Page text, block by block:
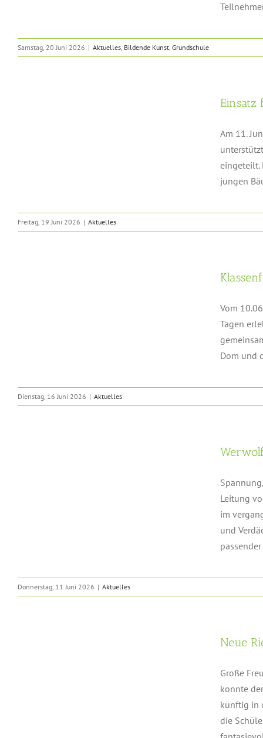
Samstag, 20 Juni 2026 | Aktuelles, Bildende Kunst, Grundschule
Einsatz
Am 11.
eingeteilt.
jungen
Freitag, 19 Juni 2026 | Aktuelles
Vom
Tagen
Dom und
Dienstag, 16 Juni 2026 | Aktuelles
Leitung
im
und
Donnerstag, 11 Juni 2026 | Aktuelles
Neue
Große
konnte
künftig in
die